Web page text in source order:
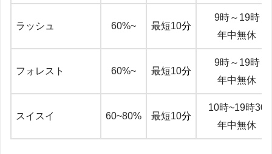
ラッシュ 60%~ 最短10分
9時～19時
年中無休
フォレスト 60%~ 最短10分
9時～19時
年中無休
スイスイ 60~80% 最短10分
10時~19時30
年中無休